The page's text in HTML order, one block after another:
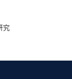
究